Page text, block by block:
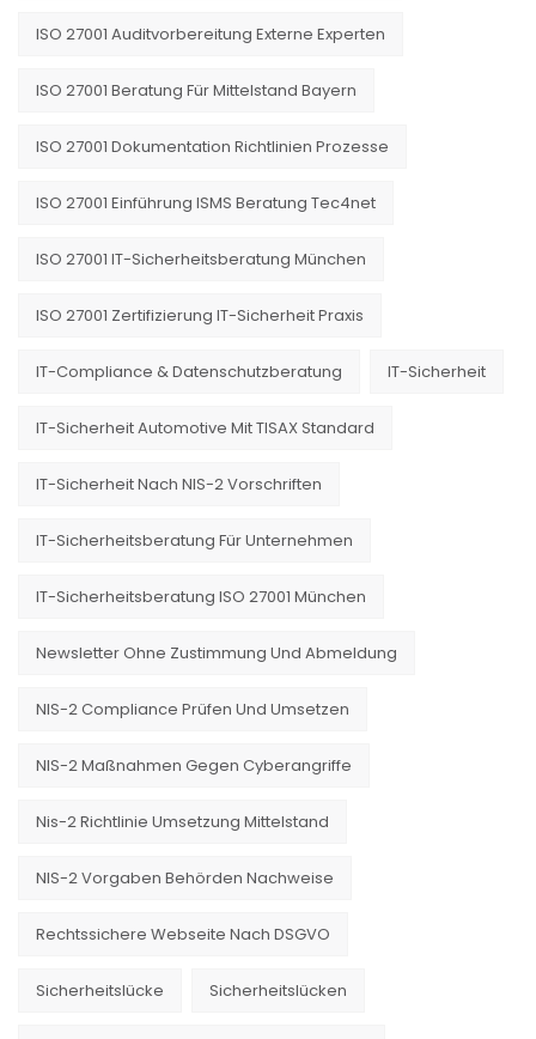
ISO 27001 Auditvorbereitung Externe Experten
ISO 27001 Beratung Für Mittelstand Bayern
ISO 27001 Dokumentation Richtlinien Prozesse
ISO 27001 Einführung ISMS Beratung Tec4net
ISO 27001 IT-Sicherheitsberatung München
ISO 27001 Zertifizierung IT-Sicherheit Praxis
IT-Compliance & Datenschutzberatung IT-Sicherheit
IT-Sicherheit Automotive Mit TISAX Standard
IT-Sicherheit Nach NIS-2 Vorschriften
IT-Sicherheitsberatung Für Unternehmen
IT-Sicherheitsberatung ISO 27001 München
Newsletter Ohne Zustimmung Und Abmeldung
NIS-2 Compliance Prüfen Und Umsetzen
NIS-2 Maßnahmen Gegen Cyberangriffe
Nis-2 Richtlinie Umsetzung Mittelstand
NIS-2 Vorgaben Behörden Nachweise
Rechtssichere Webseite Nach DSGVO
Sicherheitslücke Sicherheitslücken